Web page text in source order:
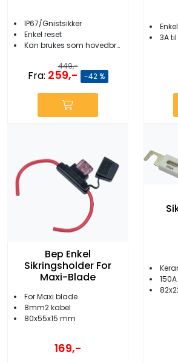
IP67/Gnistsikker
Enkel reset
Kan brukes som hovedbryter
449,-
Fra: 259,- -42 %
3A til
Bep Enkel
Sikringsholder For
Maxi-Blade
For Maxi blade
8mm2 kabel
80x55x15 mm
169,-